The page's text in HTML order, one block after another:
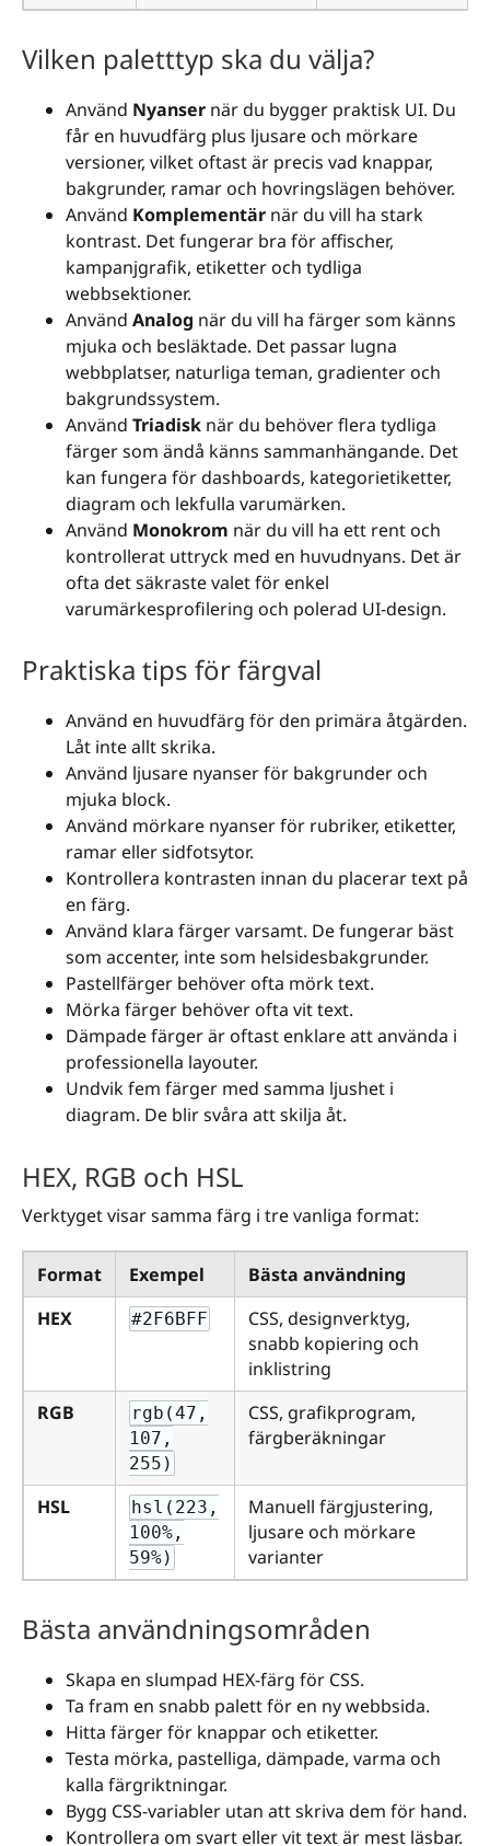
Vilken paletttyp ska du välja?
Använd Nyanser när du bygger praktisk UI. Du
får en huvudfärg plus ljusare och mörkare
versioner, vilket oftast är precis vad knappar,
bakgrunder, ramar och hovringslägen behöver.
Använd Komplementär när du vill ha stark
kontrast. Det fungerar bra för affischer,
kampanjgrafik, etiketter och tydliga
webbsektioner.
Använd Analog när du vill ha färger som känns
mjuka och besläktade. Det passar lugna
webbplatser, naturliga teman, gradienter och
bakgrundssystem.
Använd Triadisk när du behöver flera tydliga
färger som ändå känns sammanhängande. Det
kan fungera för dashboards, kategorietiketter,
diagram och lekfulla varumärken.
Använd Monokrom när du vill ha ett rent och
kontrollerat uttryck med en huvudnyans. Det är
ofta det säkraste valet för enkel
varumärkesprofilering och polerad UI-design.
Praktiska tips för färgval
Använd en huvudfärg för den primära åtgärden.
Låt inte allt skrika.
Använd ljusare nyanser för bakgrunder och
mjuka block.
Använd mörkare nyanser för rubriker, etiketter,
ramar eller sidfotsytor.
Kontrollera kontrasten innan du placerar text på
en färg.
Använd klara färger varsamt. De fungerar bäst
som accenter, inte som helsidesbakgrunder.
Pastellfärger behöver ofta mörk text.
Mörka färger behöver ofta vit text.
Dämpade färger är oftast enklare att använda i
professionella layouter.
Undvik fem färger med samma ljushet i
diagram. De blir svåra att skilja åt.
HEX, RGB och HSL
Verktyget visar samma färg i tre vanliga format:
Format Exempel
Bästa användning
HEX
#2F6BFF
CSS, designverktyg,
snabb kopiering och
inklistring
RGB
rgb(47,
107,
255)
CSS, grafikprogram,
färgberäkningar
HSL
hsl(223,
100%,
59%)
Manuell färgjustering,
ljusare och mörkare
varianter
Bästa användningsområden
Skapa en slumpad HEX-färg för CSS.
Ta fram en snabb palett för en ny webbsida.
Hitta färger för knappar och etiketter.
Testa mörka, pastelliga, dämpade, varma och
kalla färgriktningar.
Bygg CSS-variabler utan att skriva dem för hand.
Kontrollera om svart eller vit text är mest läsbar.